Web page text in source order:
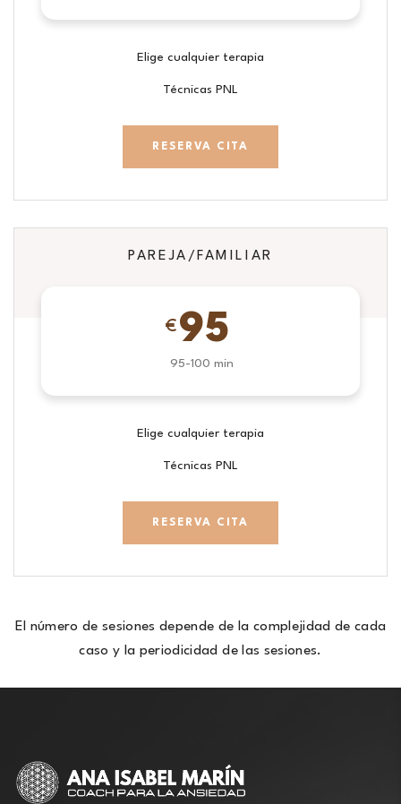
Elige cualquier terapia
Técnicas PNL
RESERVA CITA
PAREJA/FAMILIAR
€ 95
95-100 min
Elige cualquier terapia
Técnicas PNL
RESERVA CITA
El número de sesiones depende de la complejidad de cada
caso y la periodicidad de las sesiones.